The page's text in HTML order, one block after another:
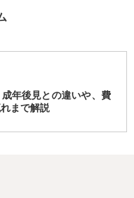
年後見との違いや、費
まで解説